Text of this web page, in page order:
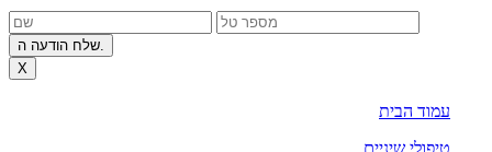
שלח הודעה ה.
X
עמוד הבית
טיפולי שיניים